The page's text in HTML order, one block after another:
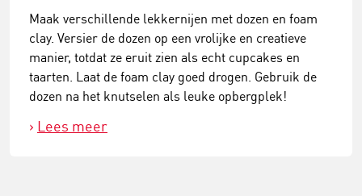
Maak verschillende lekkernijen met dozen en foam
clay. Versier de dozen op een vrolijke en creatieve
manier, totdat ze eruit zien als echt cupcakes en
taarten. Laat de foam clay goed drogen. Gebruik de
dozen na het knutselen als leuke opbergplek!
Lees meer